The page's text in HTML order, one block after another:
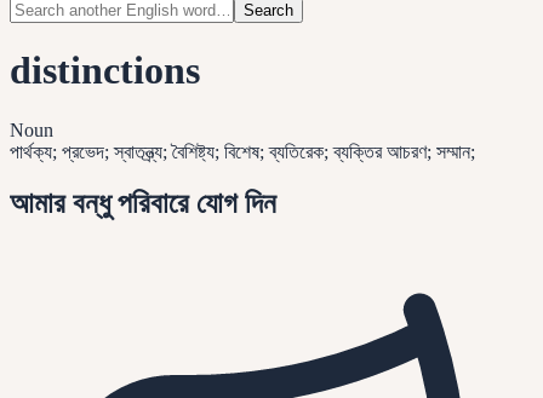
Search
distinctions
Noun
পার্থক্য; প্রভেদ; স্বাতন্ত্র্য; বৈশিষ্ট্য; বিশেষ; ব্যতিরেক; ব্যক্তির আচরণ; সম্মান;
আমার বন্ধু পরিবারে যোগ দিন